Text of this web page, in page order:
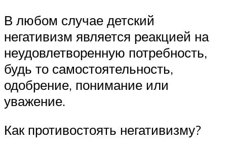
В любом случае детский
негативизм является реакцией на
неудовлетворенную потребность,
будь то самостоятельность,
одобрение, понимание или
уважение.
Как противостоять негативизму?